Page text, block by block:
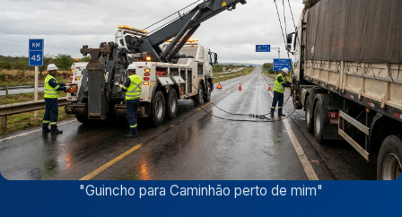
"Guincho para Caminhão perto de mim"